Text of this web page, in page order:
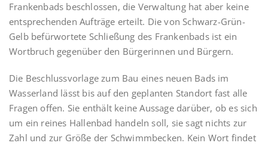
Frankenbads beschlossen, die Verwaltung hat aber keine
entsprechenden Aufträge erteilt. Die von Schwarz-Grün-
Gelb befürwortete Schließung des Frankenbads ist ein
Wortbruch gegenüber den Bürgerinnen und Bürgern.
Die Beschlussvorlage zum Bau eines neuen Bads im
Wasserland lässt bis auf den geplanten Standort fast alle
Fragen offen. Sie enthält keine Aussage darüber, ob es sich
um ein reines Hallenbad handeln soll, sie sagt nichts zur
Zahl und zur Größe der Schwimmbecken. Kein Wort findet